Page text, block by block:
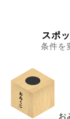
スポ
条件を
お